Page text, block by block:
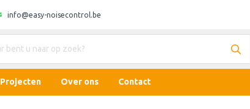
info@easy-noisecontrol.be
Projecten Over ons Contact